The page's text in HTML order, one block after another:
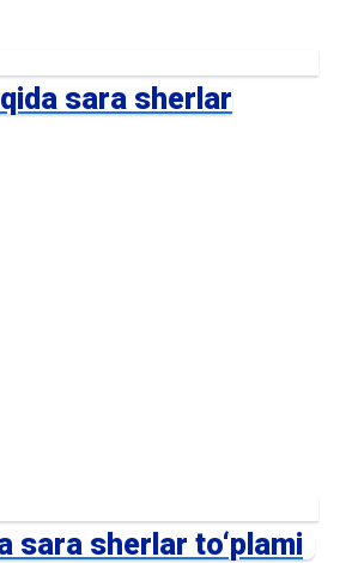
sara sherlar
sara sherlar to‘plami